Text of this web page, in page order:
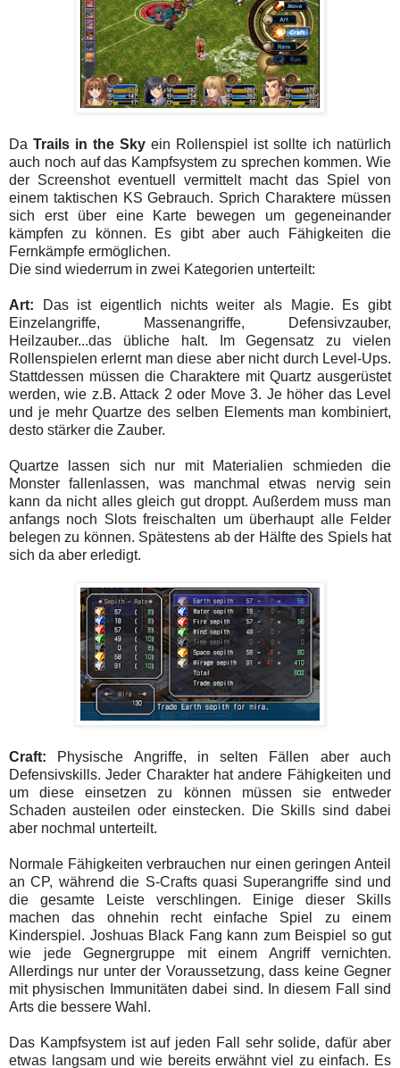
Da Trails in the Sky ein Rollenspiel ist sollte ich natürlich
auch noch auf das Kampfsystem zu sprechen kommen. Wie
der Screenshot eventuell vermittelt macht das Spiel von
einem taktischen KS Gebrauch. Sprich Charaktere müssen
sich erst über eine Karte bewegen um gegeneinander
kämpfen zu können. Es gibt aber auch Fähigkeiten die
Fernkämpfe ermöglichen.
Die sind wiederrum in zwei Kategorien unterteilt:
Art: Das ist eigentlich nichts weiter als Magie. Es gibt
Einzelangriffe, Massenangriffe, Defensivzauber,
Heilzauber...das übliche halt. Im Gegensatz zu vielen
Rollenspielen erlernt man diese aber nicht durch Level-Ups.
Stattdessen müssen die Charaktere mit Quartz ausgerüstet
werden, wie z.B. Attack 2 oder Move 3. Je höher das Level
und je mehr Quartze des selben Elements man kombiniert,
desto stärker die Zauber.
Quartze lassen sich nur mit Materialien schmieden die
Monster fallenlassen, was manchmal etwas nervig sein
kann da nicht alles gleich gut droppt. Außerdem muss man
anfangs noch Slots freischalten um überhaupt alle Felder
belegen zu können. Spätestens ab der Hälfte des Spiels hat
sich da aber erledigt.
Craft: Physische Angriffe, in selten Fällen aber auch
Defensivskills. Jeder Charakter hat andere Fähigkeiten und
um diese einsetzen zu können müssen sie entweder
Schaden austeilen oder einstecken. Die Skills sind dabei
aber nochmal unterteilt.
Normale Fähigkeiten verbrauchen nur einen geringen Anteil
an CP, während die S-Crafts quasi Superangriffe sind und
die gesamte Leiste verschlingen. Einige dieser Skills
machen das ohnehin recht einfache Spiel zu einem
Kinderspiel. Joshuas Black Fang kann zum Beispiel so gut
wie jede Gegnergruppe mit einem Angriff vernichten.
Allerdings nur unter der Voraussetzung, dass keine Gegner
mit physischen Immunitäten dabei sind. In diesem Fall sind
Arts die bessere Wahl.
Das Kampfsystem ist auf jeden Fall sehr solide, dafür aber
etwas langsam und wie bereits erwähnt viel zu einfach. Es